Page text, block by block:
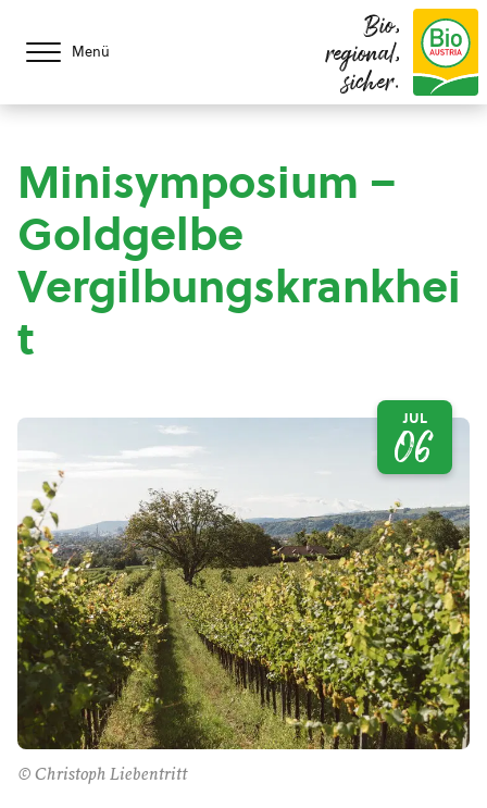
Menü
Bio,
regional,
sicher.
Minisymposium –
Goldgelbe
Vergilbungskrankhei
t
© Christoph Liebentritt
JUL
06